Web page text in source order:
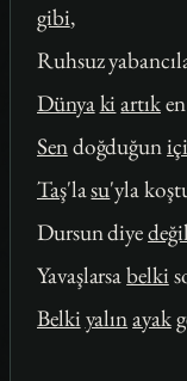
gibi,
Ruhsuz
Dünyaki artıken
Sendoğduğun
Taş'lasu'yla
Dursun diyedeğil
Yavaşlarsabelki
Belki yalınayak